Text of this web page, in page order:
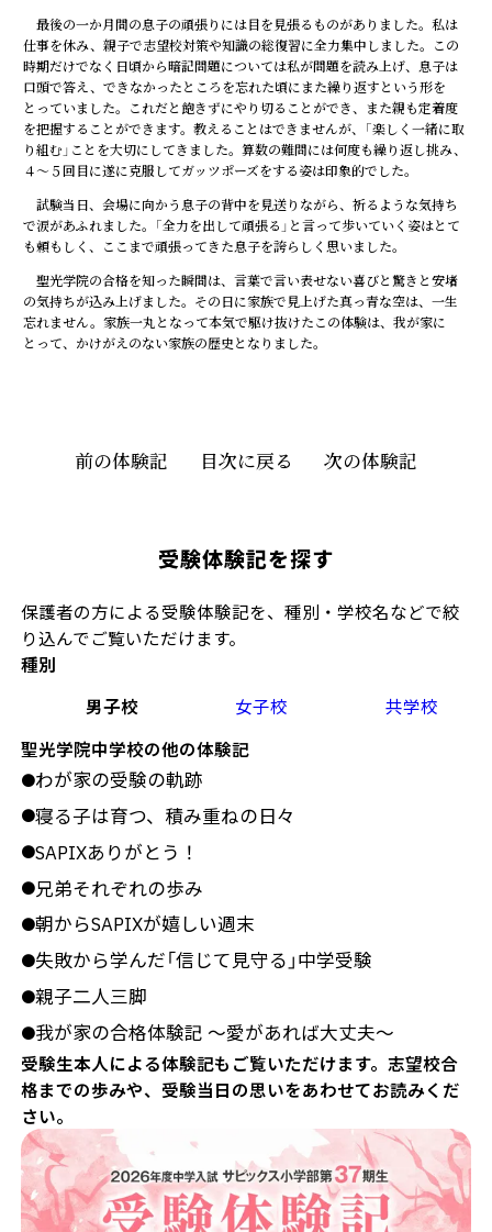
受験体験記を探す
保護者の方による受験体験記を、種別・学校名などで絞
り込んでご覧いただけます。
種別
男子校
女子校
共学校
聖光学院中学校の他の体験記
●わが家の受験の軌跡
●寝る子は育つ、積み重ねの日々
●SAPIXありがとう！
●兄弟それぞれの歩み
●朝からSAPIXが嬉しい週末
●失敗から学んだ「信じて見守る」中学受験
●親子二人三脚
●我が家の合格体験記 ～愛があれば大丈夫～
受験生本人による体験記もご覧いただけます。志望校合
格までの歩みや、受験当日の思いをあわせてお読みくだ
さい。
最後の一か月間の息子の頑張りには目を見張るものがありました。私は
仕事を休み、親子で志望校対策や知識の総復習に全力集中しました。この
時期だけでなく日頃から暗記問題については私が問題を読み上げ、息子は
口頭で答え、できなかったところを忘れた頃にまた繰り返すという形を
とっていました。これだと飽きずにやり切ることができ、また親も定着度
を把握することができます。教えることはできませんが、「楽しく一緒に取
り組む」ことを大切にしてきました。算数の難問には何度も繰り返し挑み、
４～５回目に遂に克服してガッツポーズをする姿は印象的でした。
試験当日、会場に向かう息子の背中を見送りながら、祈るような気持ち
で涙があふれました。「全力を出して頑張る」と言って歩いていく姿はとて
も頼もしく、ここまで頑張ってきた息子を誇らしく思いました。
聖光学院の合格を知った瞬間は、言葉で言い表せない喜びと驚きと安堵
の気持ちが込み上げました。その日に家族で見上げた真っ青な空は、一生
忘れません。家族一丸となって本気で駆け抜けたこの体験は、我が家に
とって、かけがえのない家族の歴史となりました。
前の体験記 目次に戻る 次の体験記